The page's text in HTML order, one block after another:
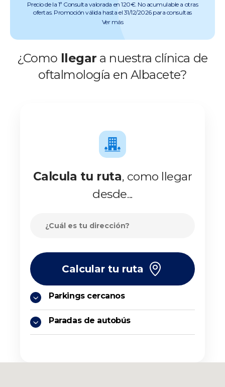
Precio de la 1ª Consulta valorada en 120€. No acumulable a otras
ofertas. Promoción válida hasta el 31/12/2026 para consultas
preoperatorias de miopía, hipermetropía, astigmatismo, presbicia y
www.clinicabaviera.com/promociones.Registro sanitario NRS
CS2046.
Ver más
¿Como llegar a nuestra clínica de
oftalmología en Albacete?
Calcula tu ruta, como llegar
desde...
Calcular tu ruta
Parkings cercanos
Paradas de autobús